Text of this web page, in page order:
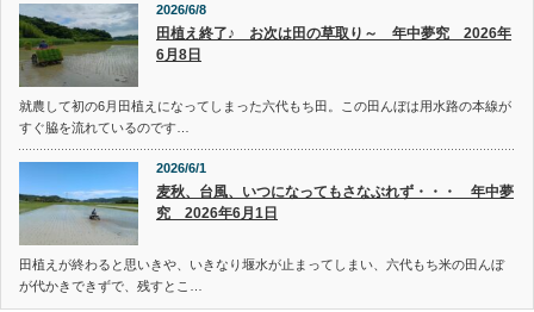
2026/6/8
田植え終了♪ お次は田の草取り～ 年中夢究 2026年
6月8日
就農して初の6月田植えになってしまった六代もち田。この田んぼは用水路の本線が
すぐ脇を流れているのです…
2026/6/1
麦秋、台風、いつになってもさなぶれず・・・ 年中夢
究 2026年6月1日
田植えが終わると思いきや、いきなり堰水が止まってしまい、六代もち米の田んぼ
が代かきできずで、残すとこ…